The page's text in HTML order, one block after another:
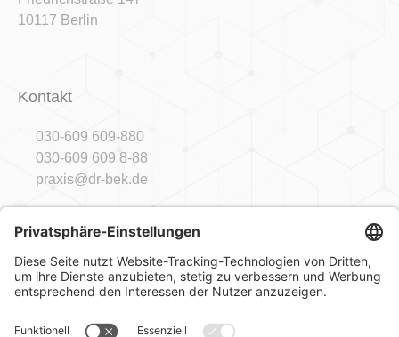
10117 Berlin
Kontakt
030-609 609-880
030-609 609 8-88
praxis@dr-bek.de
Sprechzeiten
Mo
09:00 - 18:00 Uhr